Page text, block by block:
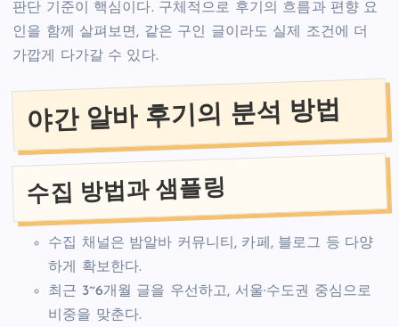
판단 기준이 핵심이다. 구체적으로 후기의 흐름과 편향 요
인을 함께 살펴보면, 같은 구인 글이라도 실제 조건에 더
가깝게 다가갈 수 있다.
야간 알바 후기의 분석 방법
수집 방법과 샘플링
수집 채널은 밤알바 커뮤니티, 카페, 블로그 등 다양
하게 확보한다.
최근 3~6개월 글을 우선하고, 서울·수도권 중심으로
비중을 맞춘다.